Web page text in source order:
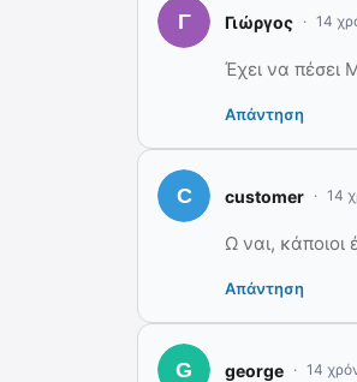
Γιώργος 14
Έχει να
Απάντηση
customer 14
Ω ναι, κάποιοι
Απάντηση
george 14